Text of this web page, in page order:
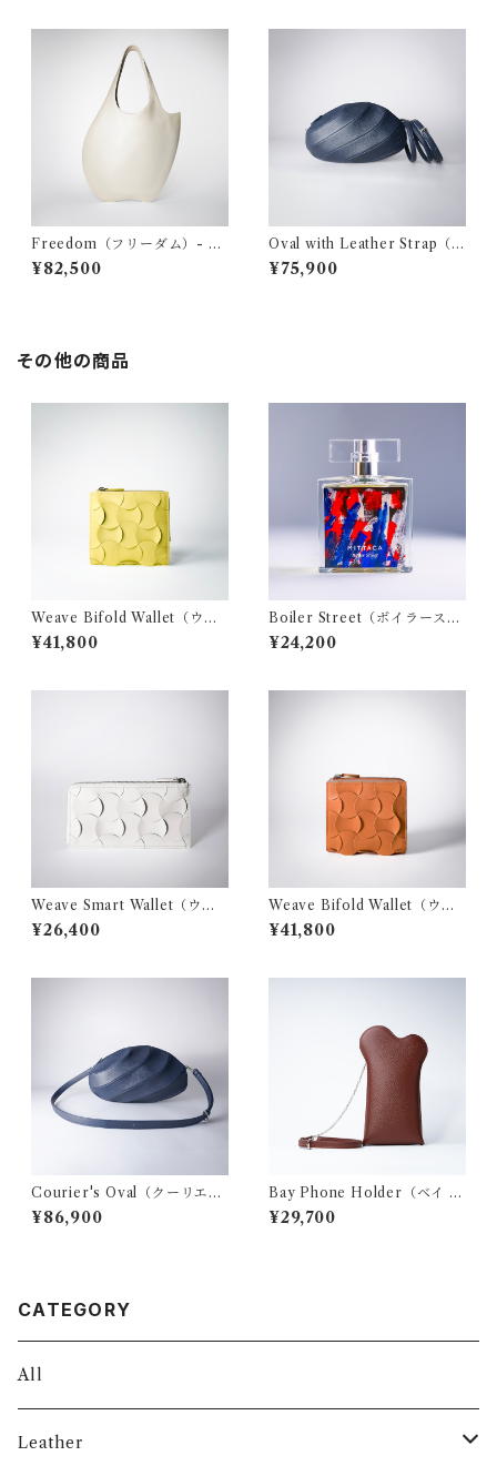
Freedom（フリーダム）- cr
eam beige
¥82,500
Oval with Leather Strap（オ
ーバル ウィズ レザー ストラッ
プ）- navy
¥75,900
その他の商品
Weave Bifold Wallet（ウィ
ーヴ バイフォールド ウォレッ
ト）- citron
¥41,800
Boiler Street（ボイラースト
リート）
¥24,200
Weave Smart Wallet（ウィ
ーヴ スマート ウォレット）-
white
¥26,400
Weave Bifold Wallet（ウィ
ーヴ バイフォールド ウォレッ
ト）- orange
¥41,800
Courier's Oval（クーリエズ
オーバル）- navy
¥86,900
Bay Phone Holder（ベイ フ
¥29,700
CATEGORY
All
Leather